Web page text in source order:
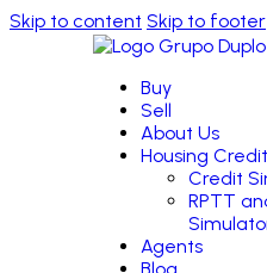
Skip to content Skip to footer
Buy
Sell
About Us
Housing Credit
Credit
RPTT
Agents
Blog